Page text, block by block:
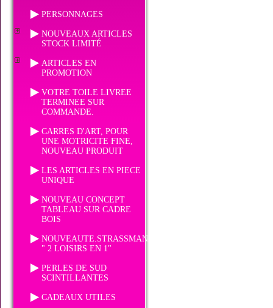
PERSONNAGES
NOUVEAUX ARTICLES
STOCK LIMITÉ
ARTICLES EN
PROMOTION
VOTRE TOILE LIVREE
TERMINEE SUR
COMMANDE.
CARRES D'ART, POUR
UNE MOTRICITE FINE,
NOUVEAU PRODUIT
LES ARTICLES EN PIECE
UNIQUE
NOUVEAU CONCEPT
TABLEAU SUR CADRE
BOIS
NOUVEAUTE.STRASSMANIA
" 2 LOISIRS EN 1"
PERLES DE SUD
SCINTILLANTES
CADEAUX UTILES